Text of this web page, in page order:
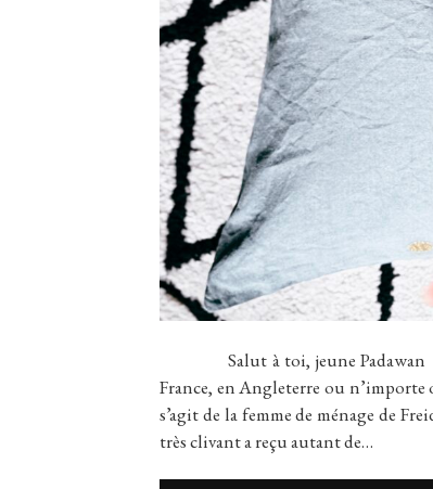
Salut à toi, jeune Padawan Ce
France, en Angleterre ou n’importe
s’agit de la femme de ménage de
très clivant a reçu autant de…